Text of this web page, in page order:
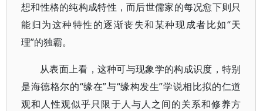
想和性格的纯构成特性，而后世儒家的每况愈下则只
能归为这种特性的逐渐丧失和某种现成者比如“天
理”的独霸。
从表面上看，这种可与现象学的构成识度，特别
是海德格尔的“缘在”与“缘构发生”学说相比拟的仁道
观和人性观似乎只限于人与人之间的关系和修养方